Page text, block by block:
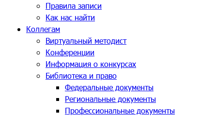
Правила записи
Как нас найти
Коллегам
Виртуальный методист
Конференции
Информация о конкурсах
Библиотека и право
Федеральные документы
Региональные документы
Профессиональные документы